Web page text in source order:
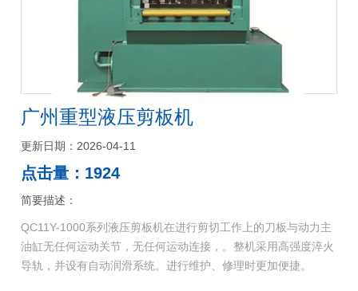
广州重型液压剪板机
更新日期：2026-04-11
点击量：1924
简要描述：
QC11Y-1000系列液压剪板机在进行剪切工作上的刀板与动力主
油缸无任何运动关节，无任何运动连接，。整机采用高强度淬火
导轨，并设有自动润滑系统。进行维护、修理时更加便捷。